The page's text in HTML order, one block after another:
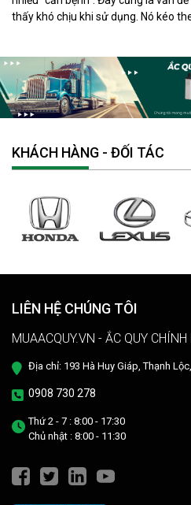
thấy khó chịu khi sử dụng. Nó kéo
muaacquy.vn sẽ mách bạn cách
cách đơn giản và hiệu quả như ở
KHÁCH HÀNG - ĐỐI TÁC
LIÊN HỆ CHÚNG TÔI
MUAACQUY.VN - ẮC QUY
Địa chỉ: 193 Hà Huy Giáp, Thạnh
0908 730 278
Thứ 2 - 7 : 8:00 - 17:30
Chủ nhật : 8:00 - 11:30